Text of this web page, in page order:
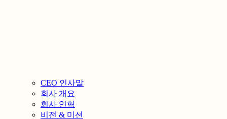
CEO 인사말
회사 개요
회사 연혁
비전 & 미션